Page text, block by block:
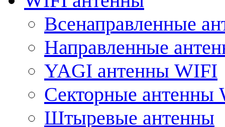
Всенаправленные
Направленные
YAGI антенны WIFI
Секторные антенны
Штыревые антенны